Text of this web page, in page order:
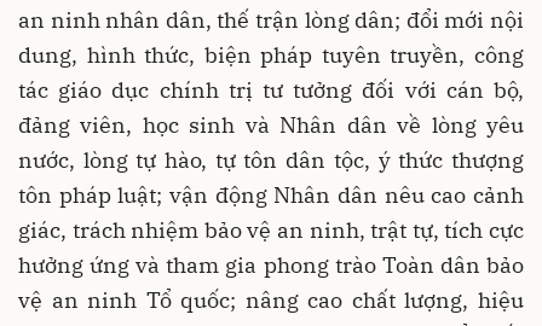
an ninh nhân dân, thế trận lòng dân; đổi mới nội
dung, hình thức, biện pháp tuyên truyền, công
tác giáo dục chính trị tư tưởng đối với cán bộ,
đảng viên, học sinh và Nhân dân về lòng yêu
nước, lòng tự hào, tự tôn dân tộc, ý thức thượng
tôn pháp luật; vận động Nhân dân nêu cao cảnh
giác, trách nhiệm bảo vệ an ninh, trật tự, tích cực
hưởng ứng và tham gia phong trào Toàn dân bảo
vệ an ninh Tổ quốc; nâng cao chất lượng, hiệu